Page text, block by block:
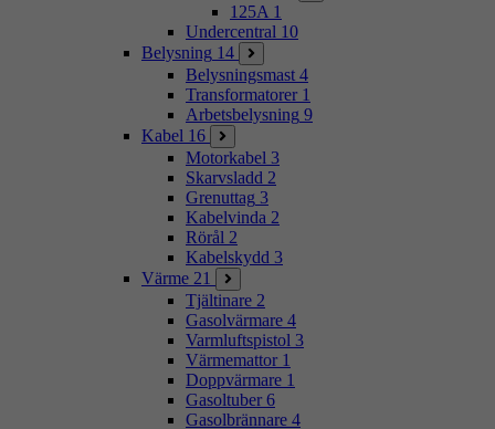
125A 1
Undercentral 10
Belysning 14
Belysningsmast 4
Transformatorer 1
Arbetsbelysning 9
Kabel 16
Motorkabel 3
Skarvsladd 2
Grenuttag 3
Kabelvinda 2
Rörål 2
Kabelskydd 3
Värme 21
Tjältinare 2
Gasolvärmare 4
Varmluftspistol 3
Värmemattor 1
Doppvärmare 1
Gasoltuber 6
Gasolbrännare 4